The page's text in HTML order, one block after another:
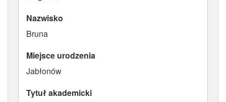
PUBLIKACJE
ATRYBUTY
Nazwisko
Bruna
Miejsce urodzenia
Jabłonów
Tytuł akademicki